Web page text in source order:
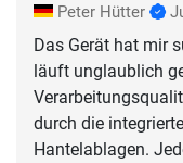
Peter Hütter
Das Gerät hat mir
läuft unglaublich
durch die
Hantelablagen.